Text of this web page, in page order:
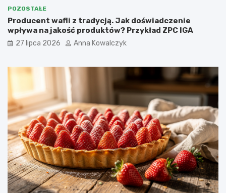
POZOSTAŁE
Producent wafli z tradycją. Jak doświadczenie
wpływa na jakość produktów? Przykład ZPC IGA
27 lipca 2026 Anna Kowalczyk